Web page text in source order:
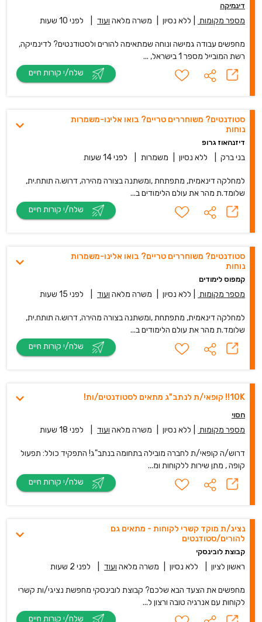
דינמיקה
מספר מקומות ללא נסיון משרה מלאה ועוד לפני 10 שעות
מחפשים עבודה גמישה ונוחה שמתאימה להורים ולסטודנטים? לדינמיקה,
רשת המובייל מספר 1 בישראל, ...
סטודנטים? משוחררים טריים? בואו אלינו-משמרות
נוחות
דיזנהאוז גרופ
בני ברק ללא נסיון משמרות לפני 14 שעות
למחלקה דינאמית, מתפתחת ,ומשתנה בצורה מהירה, דרוש.ה תותח.ית,
שלומד.ת מהר את עולם הלימודים ב...
סטודנטים? משוחררים טריים? בואו אלינו-משמרות
נוחות
קמפוס לימודים
מספר מקומות ללא נסיון משרה מלאה ועוד לפני 15 שעות
למחלקה דינאמית, מתפתחת ,ומשתנה בצורה מהירה, דרוש.ה תותח.ית,
שלומד.ת מהר את עולם הלימודים ב...
10K!! קופאי/ת לנתב"ג מתאים לסטודנטים/ות!
חסוי
מספר מקומות ללא נסיון משרה מלאה ועוד לפני 18 שעות
דרוש/ה קופאי/ת לחברה מובילה בתחומה בנתב"ג! התפקיד כולל: תפעול
קופה , מתן שירות ללקוחות ומ...
נציג/ת מוקד קשרי לקוחות - מתאים גם
להורים/סטודנטים
קבוצת לובינסקי
ראשון לציון ללא נסיון משרה מלאה ועוד לפני 2 שעות
מחפשים את הצעד הבא שלכם? קבוצת לובינסקי מחפשת נציגי/ות קשרי
לקוחות עם אנרגיה טובה ורצון ל...